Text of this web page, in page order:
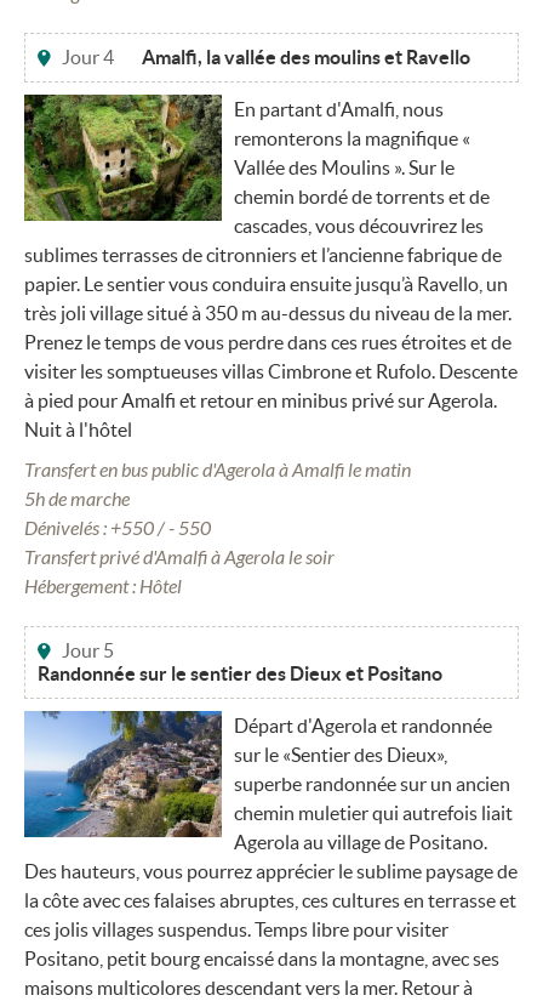
Jour 4 Amalfi, la vallée des moulins et Ravello
En partant d'Amalfi, nous
remonterons la magnifique «
Vallée des Moulins ». Sur le
chemin bordé de torrents et de
cascades, vous découvrirez les
sublimes terrasses de citronniers et l’ancienne fabrique de
papier. Le sentier vous conduira ensuite jusqu’à Ravello, un
très joli village situé à 350 m au-dessus du niveau de la mer.
Prenez le temps de vous perdre dans ces rues étroites et de
visiter les somptueuses villas Cimbrone et Rufolo. Descente
à pied pour Amalfi et retour en minibus privé sur Agerola.
Nuit à l'hôtel
Transfert en bus public d'Agerola à Amalfi le matin
5h de marche
Dénivelés : +550 / - 550
Transfert privé d'Amalfi à Agerola le soir
Hébergement : Hôtel
Jour 5
Randonnée sur le sentier des Dieux et Positano
Départ d'Agerola et randonnée
sur le «Sentier des Dieux»,
superbe randonnée sur un ancien
chemin muletier qui autrefois liait
Agerola au village de Positano.
Des hauteurs, vous pourrez apprécier le sublime paysage de
la côte avec ces falaises abruptes, ces cultures en terrasse et
ces jolis villages suspendus. Temps libre pour visiter
Positano, petit bourg encaissé dans la montagne, avec ses
maisons multicolores descendant vers la mer. Retour à